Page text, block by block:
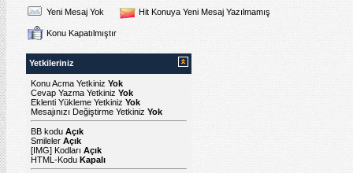
Yeni Mesaj Yok Hit Konuya Yeni Mesaj Yazılmamış
Konu Kapatılmıştır
Yetkileriniz
Konu Acma Yetkiniz Yok
Cevap Yazma Yetkiniz Yok
Eklenti Yükleme Yetkiniz Yok
Mesajınızı Değiştirme Yetkiniz Yok
BB kodu Açık
Smileler Açık
[IMG] Kodları Açık
HTML-Kodu Kapalı